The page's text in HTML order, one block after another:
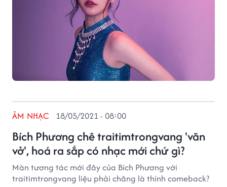
Bích Phương chê traitimtrongvang 'văn
vở', hoá ra sắp có nhạc mới chứ gì?
ÂM NHẠC 18/05/2021 - 08:00
Màn tương tác mới đây của Bích Phương với
traitimtrongvang liệu phải chăng là thính comeback?